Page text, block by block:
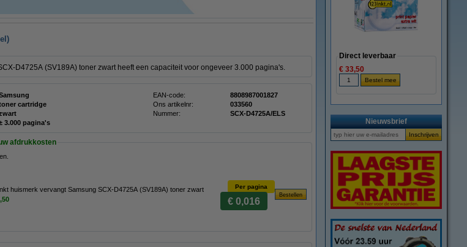
D4725A (SV189A) toner zwart heeft een capaciteit voor ongeveer 3.000 pagina's.
EAN-code:
8808987001827
cartridge Ons artikelnr:
033560
Nummer:
SCX-D4725A/ELS
3.000 pagina's
afdrukkosten
huismerk vervangt Samsung SCX-D4725A (SV189A) toner zwart
Per pagina
€ 0,016
Direct leverbaar
€ 33,50
Nieuwsbrief